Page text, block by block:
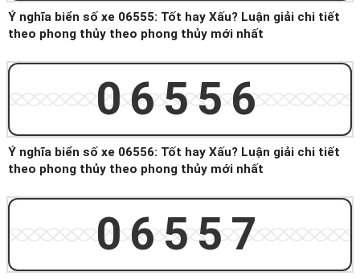
Ý nghĩa biển số xe 06555: Tốt hay Xấu? Luận giải chi tiết
theo phong thủy theo phong thủy mới nhất
06556
Ý nghĩa biển số xe 06556: Tốt hay Xấu? Luận giải chi tiết
theo phong thủy theo phong thủy mới nhất
06557